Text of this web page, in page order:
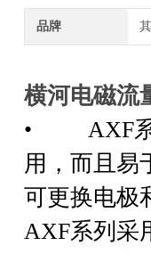
品牌
横河电磁流
• AXF
用，而且易
可更换电极
AXF系列采